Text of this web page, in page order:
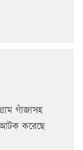
গাঁজাসহ
করেছে